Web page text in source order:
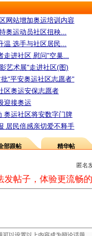
网站增加奥运培训内容
奥运动员社区扭秧...
选手与社区居民...
进社区 慰问"空巢...
艺术展"走进社区(图)
"平安奥运社区志愿者"
区奥运安保志愿者
迎接奥运
奥运社区将安数字门牌
居民倍感亲切爱不释手
部跟帖 精华帖
匿名
发帖子，体验更流畅